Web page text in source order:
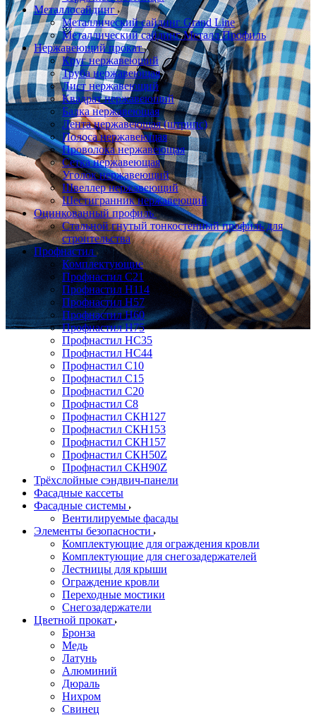
Металлосайдинг
Металлический сайдинг Grand Line
Металлический сайдинг Металл Профиль
Нержавеющий прокат
Круг нержавеющий
Труба нержавеющая
Лист нержавеющий
Квадрат нержавеющий
Балка нержавеющая
Лента нержавеющая (штрипс)
Полоса нержавеющая
Проволока нержавеющая
Сетка нержавеющая
Уголок нержавеющий
Швеллер нержавеющий
Шестигранник нержавеющий
Оцинкованный профиль
Стальной гнутый тонкостенный профиль для
строительства
Профнастил
Комплектующие
Профнастил C21
Профнастил Н114
Профнастил Н57
Профнастил Н60
Профнастил Н75
Профнастил НС35
Профнастил НС44
Профнастил С10
Профнастил С15
Профнастил С20
Профнастил С8
Профнастил СКН127
Профнастил СКН153
Профнастил СКН157
Профнастил СКН50Z
Профнастил СКН90Z
Трёхслойные сэндвич-панели
Фасадные кассеты
Фасадные системы
Вентилируемые фасады
Элементы безопасности
Комплектующие для ограждения кровли
Комплектующие для снегозадержателей
Лестницы для крыши
Ограждение кровли
Переходные мостики
Снегозадержатели
Цветной прокат
Бронза
Медь
Латунь
Алюминий
Дюраль
Нихром
Свинец